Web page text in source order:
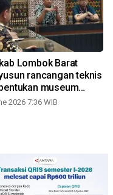
Lombok Barat
rancangan teknis
museum
2026 7:36 WIB